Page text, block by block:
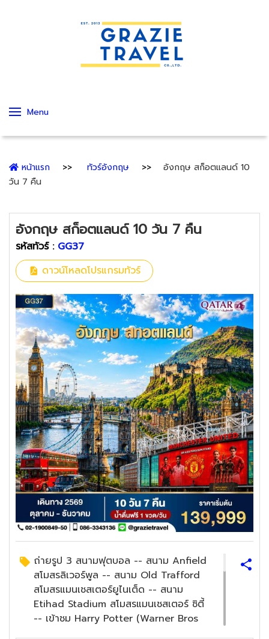
Menu
หน้าแรก ทัวร์อังกฤษ
อังกฤษ สก็อตแลนด์ 10
วัน 7 คืน
อังกฤษ สก็อตแลนด์ 10 วัน 7 คืน
รหัสทัวร์ : GG37
ดาวน์โหลดโปรแกรมทัวร์
ถ่ายรูป 3 สนามฟุตบอล -- สนาม Anfield
สโมสรลิเวอร์พูล -- สนาม Old Trafford
สโมสรแมนเชสเตอร์ยูไนเต็ด -- สนาม
Etihad Stadium สโมสรแมนเชสเตอร์ ซิตี้
-- เข้าชม Harry Potter (Warner Bros